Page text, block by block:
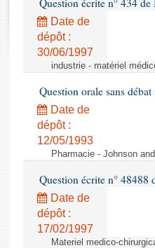
Rapports d'enquête
Rapports législatifs
Rapports sur l'application des
Baromètre de l’application
Dossiers législatifs
Budget et sécurité sociale
Questions écrites et orales
Comptes rendus des débats
Question écrite n° 434
Date de
dépôt :
30/06/1997
industrie - matériel
Question orale sans
Date de
dépôt :
12/05/1993
Pharmacie - Johnson
Question écrite n° 48488
Date de
dépôt :
17/02/1997
Materiel medico-